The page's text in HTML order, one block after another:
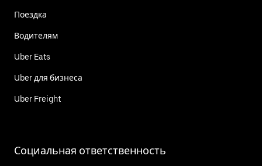
Поездка
Водителям
Uber Eats
Uber для бизнеса
Uber Freight
Социальная ответственность